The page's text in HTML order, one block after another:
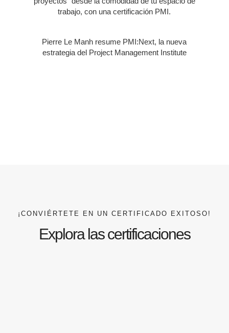
trabajo, con una certificación PMI.
Pierre Le Manh resume PMI:Next, la nueva
estrategia del Project Management Institute
¡CONVIÉRTETE EN UN CERTIFICADO EXITOSO!
Explora las certificaciones